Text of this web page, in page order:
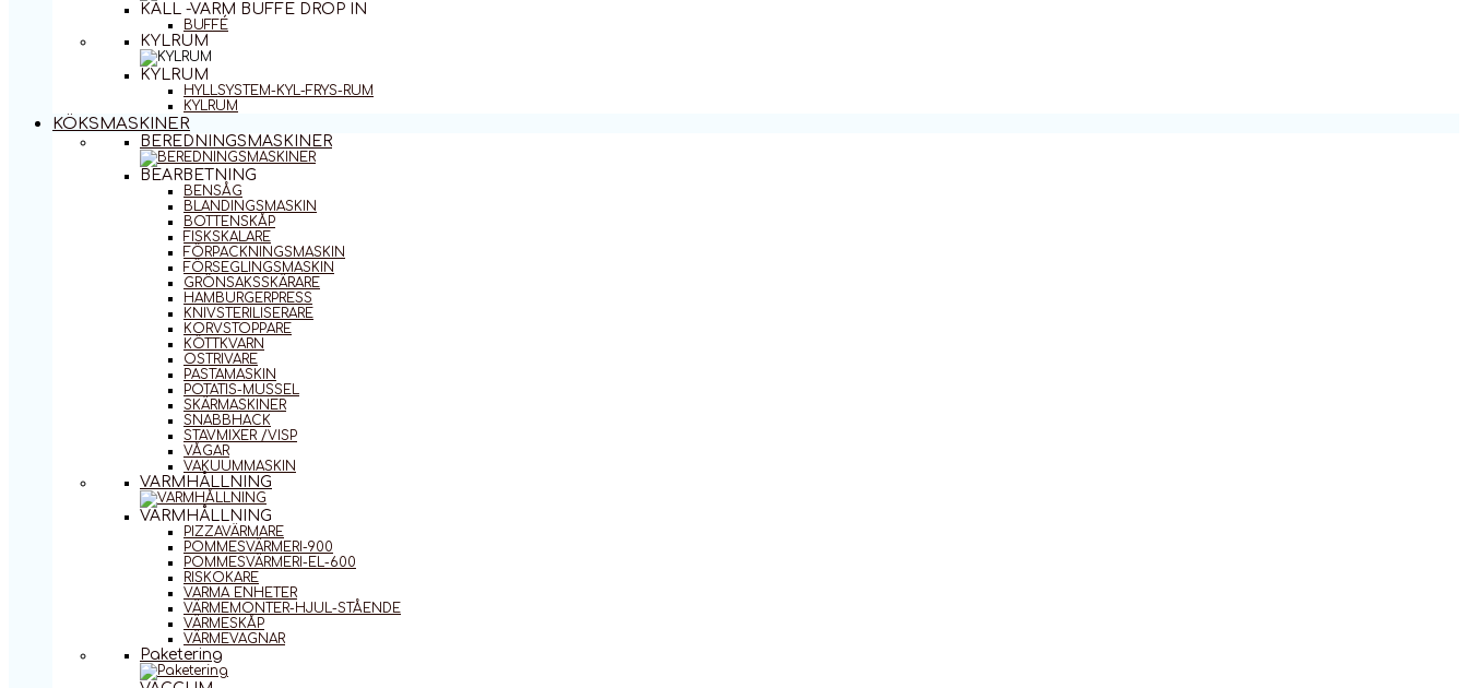
KALL -VARM BUFFE DROP IN
BUFFÉ
KYLRUM
KYLRUM
HYLLSYSTEM-KYL-FRYS-RUM
KYLRUM
KÖKSMASKINER
BEREDNINGSMASKINER
BEARBETNING
BENSÅG
BLANDINGSMASKIN
BOTTENSKÅP
FISKSKALARE
FÖRPACKNINGSMASKIN
FÖRSEGLINGSMASKIN
GRÖNSAKSSKÄRARE
HAMBURGERPRESS
KNIVSTERILISERARE
KORVSTOPPARE
KÖTTKVARN
OSTRIVARE
PASTAMASKIN
POTATIS-MUSSEL
SKÄRMASKINER
SNABBHACK
STAVMIXER /VISP
VÅGAR
VAKUUMMASKIN
VARMHÅLLNING
VARMHÅLLNING
PIZZAVÄRMARE
POMMESVÄRMERI-900
POMMESVÄRMERI-EL-600
RISKOKARE
VARMA ENHETER
VÄRMEMONTER-HJUL-STÅENDE
VÄRMESKÅP
VÄRMEVAGNAR
Paketering